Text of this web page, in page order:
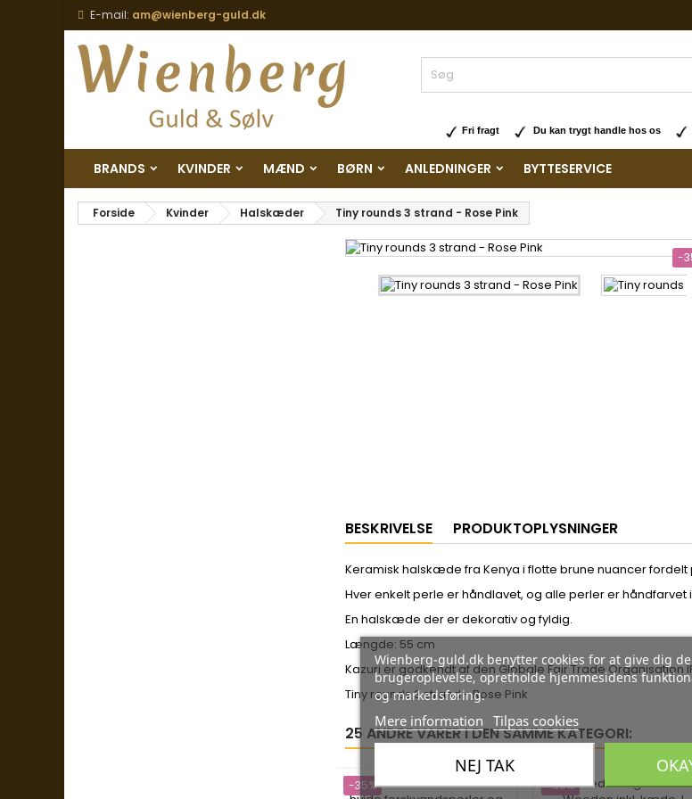
E-mail: am@wienberg-guld.dk
Fri fragt Du kan trygt handle hos os
BRANDS KVINDER MÆND BØRN ANLEDNINGER BYTTESERVICE
Forside Kvinder Halskæder Tiny rounds 3 strand - Rose Pink
-
BESKRIVELSE PRODUKTOPLYSNINGER
Keramisk halskæde fra Kenya i flotte brune nuancer
Hver enkelt perle er håndlavet, og alle perler er håndfarvet
En halskæde der er dekorativ og fyldig.
Længde: 55 cm
Kazuri er godkendt af den Globale Fair Trade Organisation
Tiny rounds 3 strand - Rose Pink
25 ANDRE VARER I DEN SAMME KATEGORI:
-35% -35%
Wienberg-guld.dk benytter cookies for at give dig
brugeroplevelse, opretholde hjemmesidens
og markedsføring.
Mere information Tilpas cookies
NEJ TAK